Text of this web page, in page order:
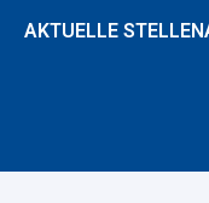
AKTUELLE